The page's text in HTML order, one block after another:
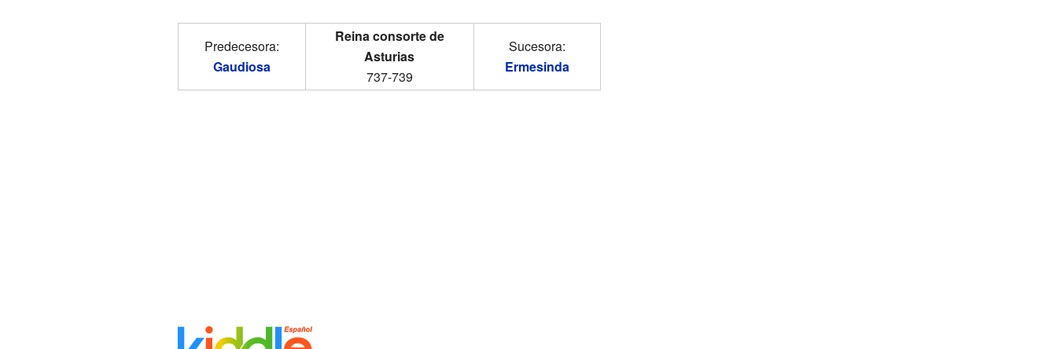
Predecesora:
Gaudiosa
Reina consorte de
Asturias
737-739
Sucesora:
Ermesinda